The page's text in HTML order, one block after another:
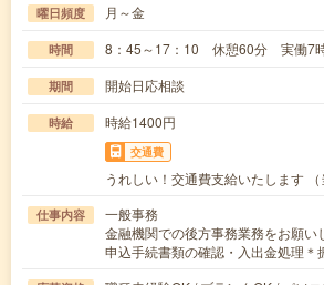
曜日頻度 月～金
時間 8：45～17：10 休憩60分 実働7
期間 開始日応相談
時給 時給1400円
交通費
うれしい！交通費支給いたします （
仕事内容
一般事務
金融機関での後方事務業務をお願い
申込手続書類の確認・入出金処理